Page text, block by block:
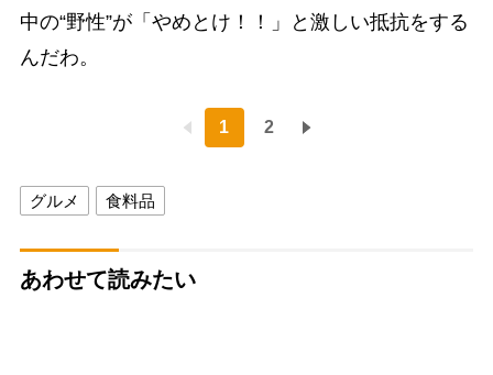
中の“野性”が「やめとけ！！」と激しい抵抗をする
んだわ。
1 2
グルメ 食料品
あわせて読みたい